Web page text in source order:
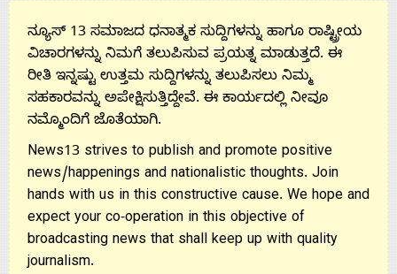
ನ್ಯೂಸ್ 13 ಸಮಾಜದ ಧನಾತ್ಮಕ ಸುದ್ದಿಗಳನ್ನು ಹಾಗೂ ರಾಷ್ಟ್ರೀಯ
ವಿಚಾರಗಳನ್ನು ನಿಮಗೆ ತಲುಪಿಸುವ ಪ್ರಯತ್ನ ಮಾಡುತ್ತದೆ. ಈ
ರೀತಿ ಇನ್ನಷ್ಟು ಉತ್ತಮ ಸುದ್ದಿಗಳನ್ನು ತಲುಪಿಸಲು ನಿಮ್ಮ
ಸಹಕಾರವನ್ನು ಅಪೇಕ್ಷಿಸುತ್ತಿದ್ದೇವೆ. ಈ ಕಾರ್ಯದಲ್ಲಿ ನೀವೂ
ನಮ್ಮೊಂದಿಗೆ ಜೊತೆಯಾಗಿ.
News13 strives to publish and promote positive
news/happenings and nationalistic thoughts. Join
hands with us in this constructive cause. We hope and
expect your co-operation in this objective of
broadcasting news that shall keep up with quality
journalism.